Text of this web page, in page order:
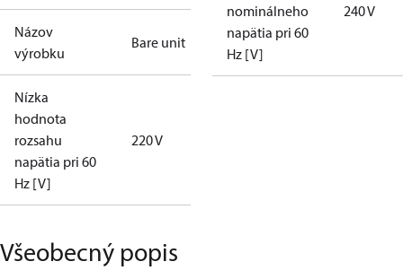
Názov
výrobku
Bare unit
Nízka
hodnota
rozsahu
napätia pri 60
Hz [V]
220 V
nominálneho
napätia pri 60
Hz [V]
240 V
Všeobecný popis